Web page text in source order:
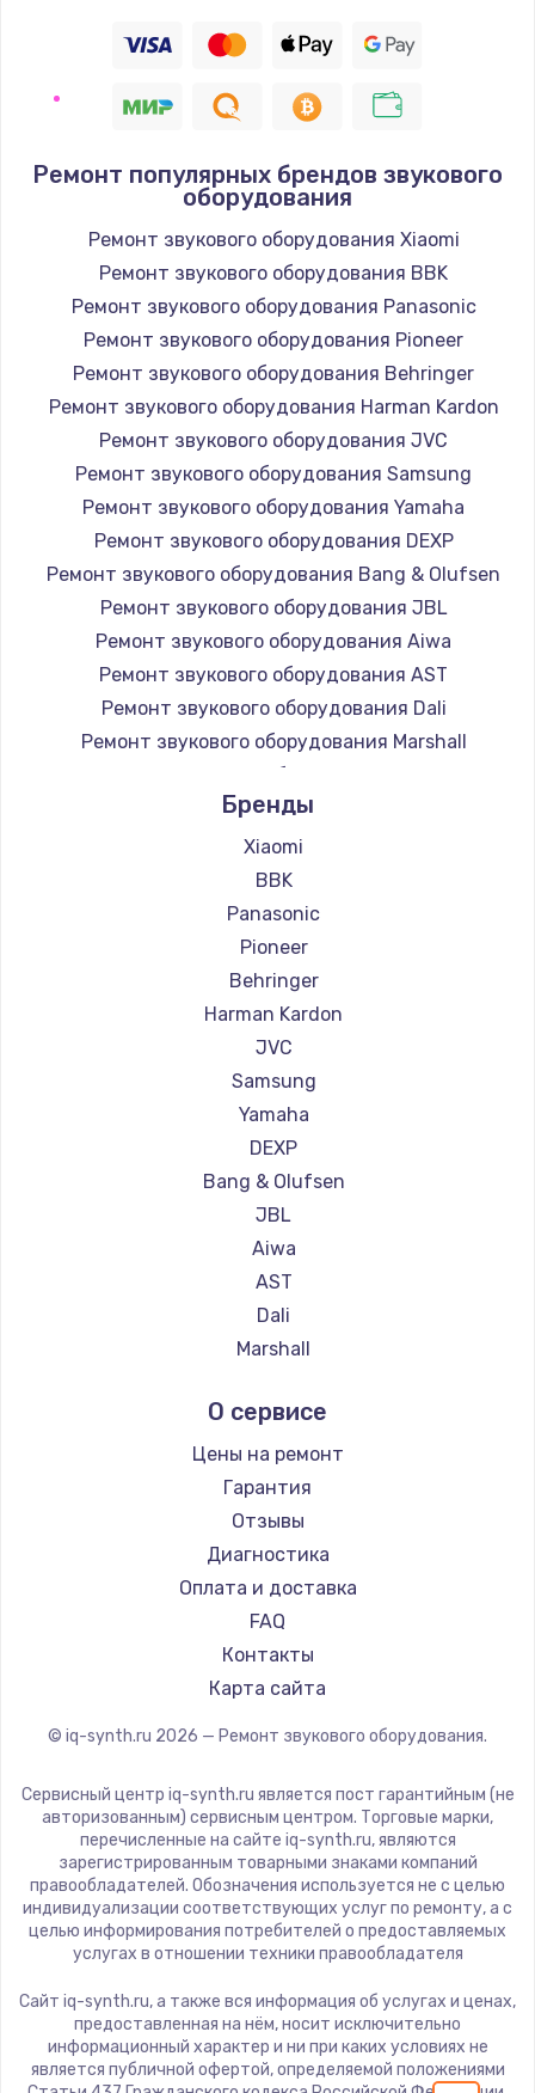
880 руб.
Заказать
Программный ремонт/прошивка
390 руб.
Заказать
Замена Bluetooth/Wi-Fi модуля
800 руб.
Заказать
Замена картридера
890 руб.
Заказать
Замена микросхемы NFC
1100 руб.
Заказать
Замена шим-контроллера
3900 руб.
Заказать
Настройка Wi-Fi
1030 руб.
Заказать
Замена вебкамеры
1260 руб.
Заказать
725 руб.
Заказать
Замена жесткого диска
750 руб.
Заказать
Ремонт цепей питания
2500 руб.
Заказать
Замена видеокарты
1600 руб.
Заказать
Ремонт разъема питания
880 руб.
Замена видеочипа
2745 руб.
Заказать
Замена северного моста
2600 руб.
Заказать
Ремонт популярных брендов звукового
оборудования
Ремонт звукового оборудования Xiaomi
Ремонт звукового оборудования BBK
Ремонт звукового оборудования Panasonic
Ремонт звукового оборудования Pioneer
Ремонт звукового оборудования Behringer
Ремонт звукового оборудования Harman Kardon
Ремонт звукового оборудования JVC
Ремонт звукового оборудования Samsung
Ремонт звукового оборудования Yamaha
Ремонт звукового оборудования DEXP
Ремонт звукового оборудования Bang & Olufsen
Ремонт звукового оборудования JBL
Ремонт звукового оборудования Aiwa
Ремонт звукового оборудования AST
Ремонт звукового оборудования Dali
Ремонт звукового оборудования Marshall
Ремонт звукового оборудования Supra
Бренды
Xiaomi
BBK
Panasonic
Pioneer
Behringer
Harman Kardon
JVC
Samsung
Yamaha
DEXP
Bang & Olufsen
JBL
Aiwa
AST
Dali
Marshall
О сервисе
Цены на ремонт
Гарантия
Отзывы
Диагностика
Оплата и доставка
FAQ
Контакты
Карта сайта
© iq-synth.ru 2026 — Ремонт звукового оборудования.
Сервисный центр iq-synth.ru является пост гарантийным (не
авторизованным) сервисным центром. Торговые марки,
перечисленные на сайте iq-synth.ru, являются
зарегистрированным товарными знаками компаний
правообладателей. Обозначения используется не с целью
индивидуализации соответствующих услуг по ремонту, а с
целью информирования потребителей о предоставляемых
услугах в отношении техники правообладателя
Сайт iq-synth.ru, а также вся информация об услугах и ценах,
предоставленная на нём, носит исключительно
информационный характер и ни при каких условиях не
является публичной офертой, определяемой положениями